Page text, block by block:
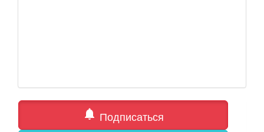
notifications Подписаться